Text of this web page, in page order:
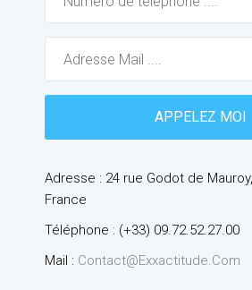
Adresse : 24 rue Godot de
France
Téléphone : (+33) 09.72.52.27.00
Mail : Contact@exxactitude.com